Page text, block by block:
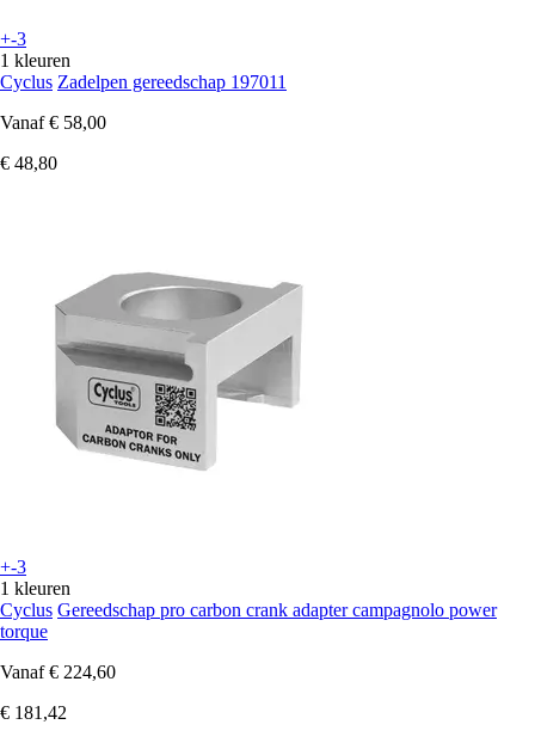
+-3
1 kleuren
Cyclus Zadelpen gereedschap 197011
Vanaf € 58,00
€ 48,80
+-3
1 kleuren
Cyclus Gereedschap pro carbon crank adapter campagnolo power
torque
Vanaf € 224,60
€ 181,42